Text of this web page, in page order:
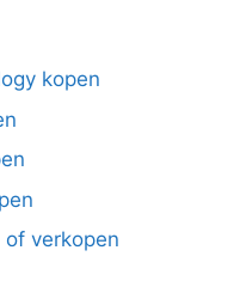
kopen
verkopen